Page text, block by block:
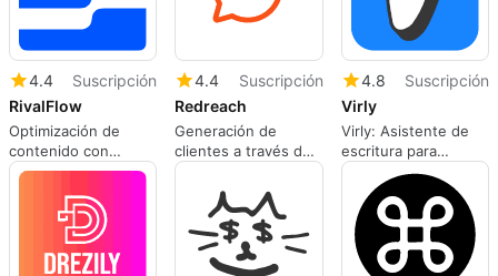
4.4
Suscripción
RivalFlow
Optimización de
contenido con
RivalFlow
4.4
Suscripción
Redreach
Generación de
clientes a través de
Reddit con Redreach
4.8
Suscripción
Virly
Virly: Asistente de
escritura para
LinkedIn